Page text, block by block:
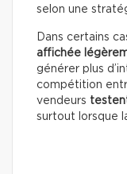
selon une
Dans certains
affichée
générer plus
compétition
vendeurs
surtout lorsque